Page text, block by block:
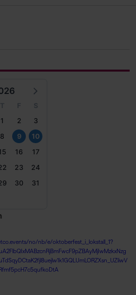
T F
S
1
2
3
8 9
10
16
17
23
24
30 31
no/nb/e/oktoberfest_i_lokstall_1?